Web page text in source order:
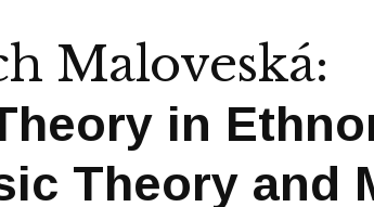
Maloveská:
in
Theory and